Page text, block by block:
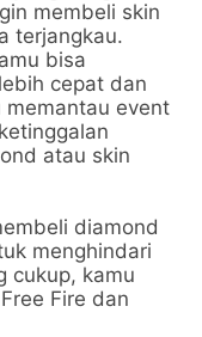
membeli skin
terjangkau.
bisa
cepat dan
memantau event
atau skin
diamond
menghindari
cukup, kamu
Fire dan